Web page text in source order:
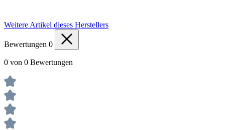
Weitere Artikel dieses Herstellers
Bewertungen 0
0 von 0 Bewertungen